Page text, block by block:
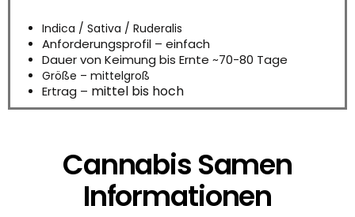
Indica / Sativa / Ruderalis
Anforderungsprofil – einfach
Dauer von Keimung bis Ernte ~70-80 Tage
Größe – mittelgroß
Ertrag – mittel bis hoch
Cannabis Samen
Informationen